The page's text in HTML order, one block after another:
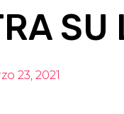
SU
23, 2021